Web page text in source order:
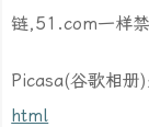
链,51.com一样
Picasa(谷歌相册
html